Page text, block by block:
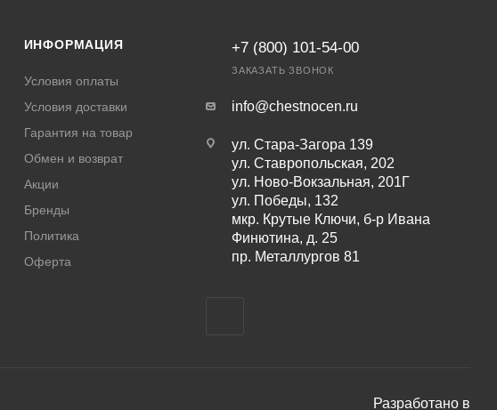
ИНФОРМАЦИЯ
Условия оплаты
Условия доставки
Гарантия на товар
Обмен и возврат
Акции
Бренды
Политика
Оферта
+7 (800) 101-54-00
ЗАКАЗАТЬ ЗВОНОК
info@chestnocen.ru
ул. Стара-Загора 139
ул. Ставропольская, 202
ул. Ново-Вокзальная, 201Г
ул. Победы, 132
мкр. Крутые Ключи, б-р Ивана
Финютина, д. 25
пр. Металлургов 81
Разработано в